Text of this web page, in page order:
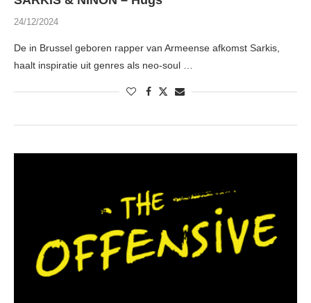
24/12/2024
De in Brussel geboren rapper van Armeense afkomst Sarkis,
haalt inspiratie uit genres als neo-soul …